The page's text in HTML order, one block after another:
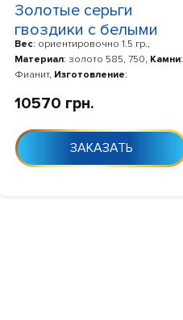
Золотые серьги
гвоздики с белыми
фианитами
Вес: ориентировочно 1.5 гр.,
Материал: золото 585, 750, Камни:
Фианит, Изготовление:
заказа
10570 грн.
ЗАКАЗАТЬ